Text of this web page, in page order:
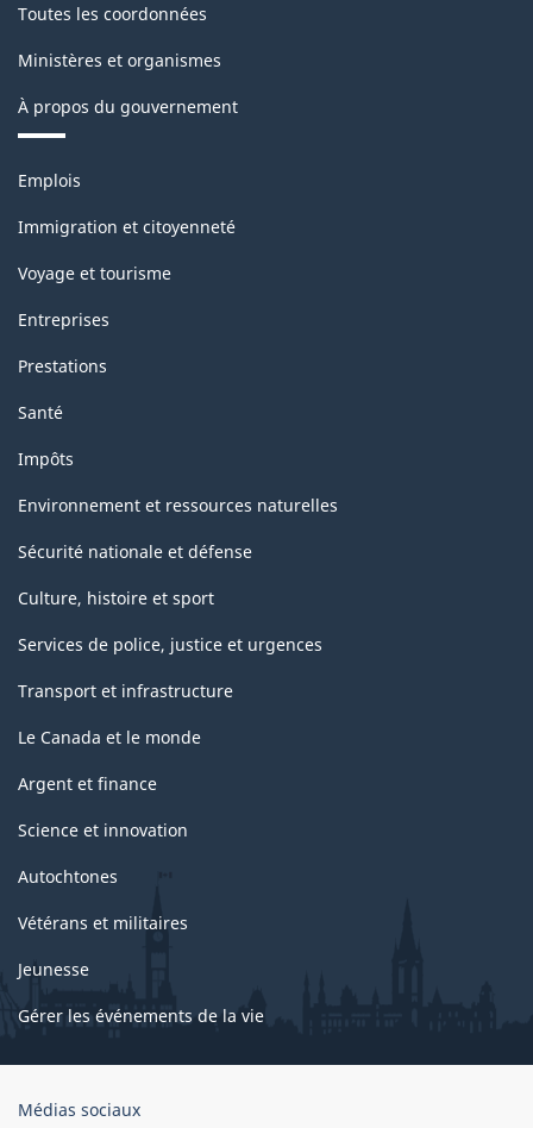
Toutes les coordonnées
Ministères et organismes
À propos du gouvernement
Thèmes
sujets
Emplois
Immigration et citoyenneté
Voyage et tourisme
Entreprises
Prestations
Santé
Impôts
Environnement et ressources naturelles
Sécurité nationale et défense
Culture, histoire et sport
Services de police, justice et urgences
Transport et infrastructure
Le Canada et le monde
Argent et finance
Science et innovation
Autochtones
Vétérans et militaires
Jeunesse
Gérer les événements de la vie
Organisation
Médias sociaux